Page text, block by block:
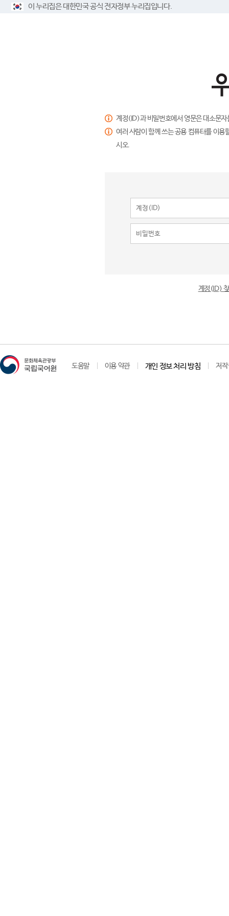
이 누리집은 대한민국 공식 전자정부 누리집입니다.
계정(ID)과 비밀번호에서 영문은 대소문
여러 사람이 함께 쓰는 공용 컴퓨터를 이
시오.
계정(ID)
도움말 이용 약관 개인 정보 처리 방침 저